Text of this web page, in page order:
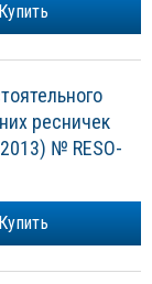
Купить
ресничек
№ RESO-
Купить